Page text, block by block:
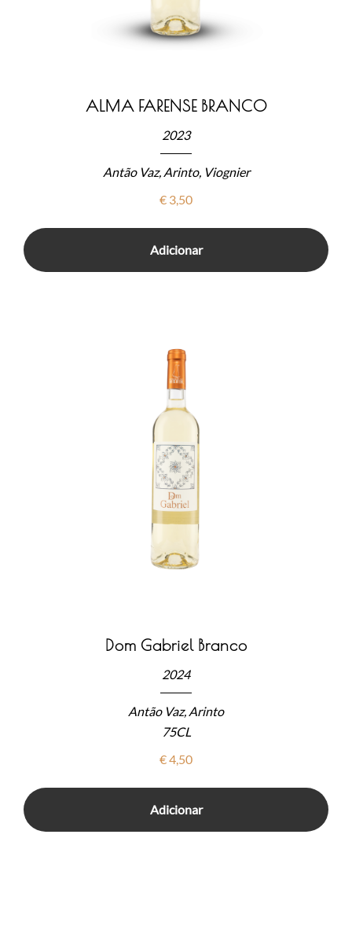
ALMA FARENSE BRANCO
2023
Antão Vaz, Arinto, Viognier
€ 3,50
Adicionar
Dom Gabriel Branco
2024
Antão Vaz, Arinto
75CL
€4,50
Adicionar